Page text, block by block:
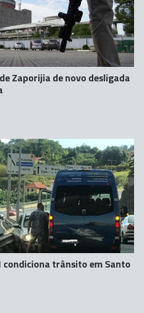
Zaporijia de novo desligada
condiciona trânsito em Santo